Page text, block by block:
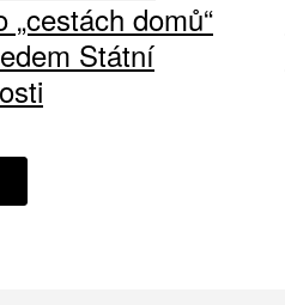
„cestách domů“
Státní